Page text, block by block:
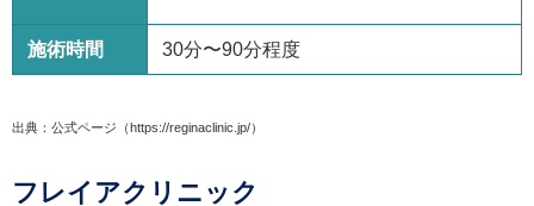
施術時間 30分〜90分程度
出典：公式ページ（https://reginaclinic.jp/）
フレイアクリニック